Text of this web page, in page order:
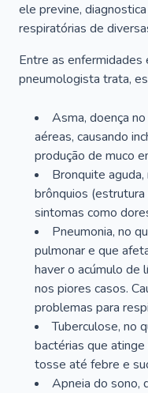
ele previne,
respiratórias de
Entre as enfermidades
pneumologista trata,
Asma, doença
aéreas, causando
produção de muco
Bronquite
brônquios
sintomas como
Pneumonia, no
pulmonar e que
haver o acúmulo de
nos piores casos.
problemas para
Tuberculose, no
bactérias que
tosse até febre e
Apneia do sono,